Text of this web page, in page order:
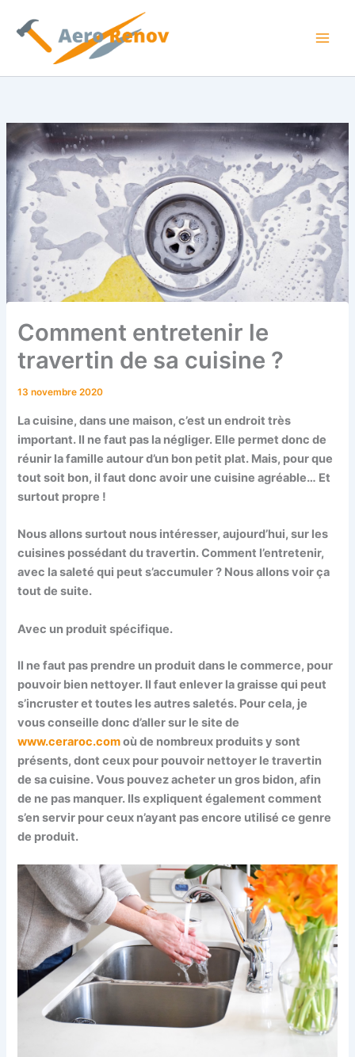
contenu
Comment entretenir le
travertin de sa cuisine ?
13 novembre 2020
La cuisine, dans une maison, c’est un endroit très
important. Il ne faut pas la négliger. Elle permet donc de
réunir la famille autour d’un bon petit plat. Mais, pour que
tout soit bon, il faut donc avoir une cuisine agréable… Et
surtout propre !
Nous allons surtout nous intéresser, aujourd’hui, sur les
cuisines possédant du travertin. Comment l’entretenir,
avec la saleté qui peut s’accumuler ? Nous allons voir ça
tout de suite.
Avec un produit spécifique.
Il ne faut pas prendre un produit dans le commerce, pour
pouvoir bien nettoyer. Il faut enlever la graisse qui peut
s’incruster et toutes les autres saletés. Pour cela, je
vous conseille donc d’aller sur le site de
www.ceraroc.comoù de nombreux produits y sont
présents, dont ceux pour pouvoir nettoyer le travertin
de sa cuisine. Vous pouvez acheter un gros bidon, afin
de ne pas manquer. Ils expliquent également comment
s’en servir pour ceux n’ayant pas encore utilisé ce genre
de produit.